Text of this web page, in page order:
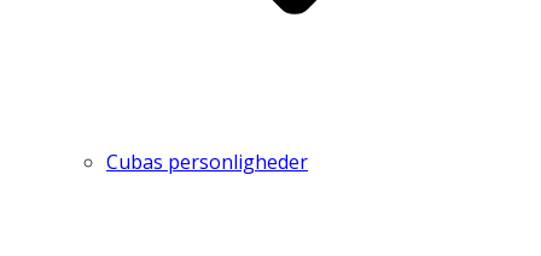
Cubas personligheder